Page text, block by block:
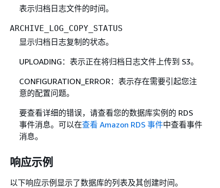
表示归档日志文件的时间。
ARCHIVE_LOG_COPY_STATUS
显示归档日志复制的状态。
UPLOADING：表示正在将归档日志文件上传到 S3。
CONFIGURATION_ERROR：表示存在需要引起您注
意的配置问题。
要查看详细的错误，请查看您的数据库实例的 RDS
事件消息。可以在查看 Amazon RDS 事件中查看事件
消息。
响应示例
以下响应示例显示了数据库的列表及其创建时间。